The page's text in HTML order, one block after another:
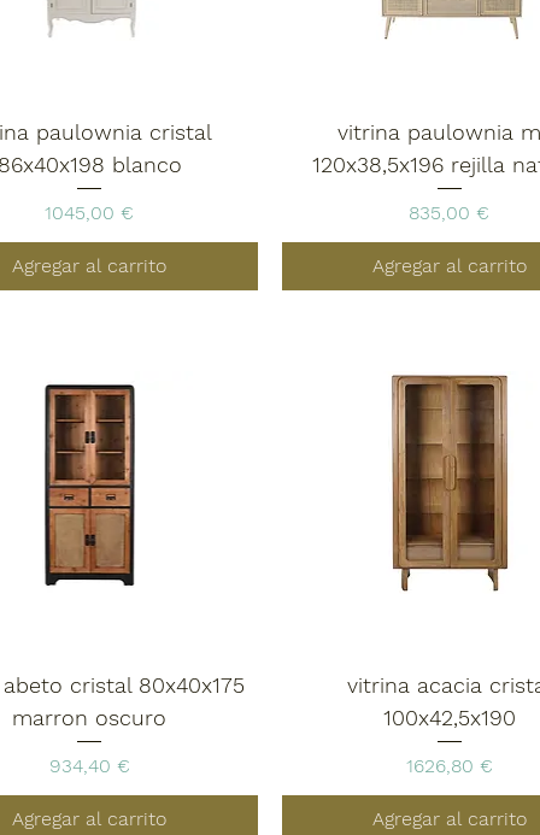
paulownia cristal
blanco
Precio
1045,00 €
Agregar al carrito
vitrina paulownia
120x38,5x196 rejilla
Precio
835,00 €
Agregar al carrito
cristal 80x40x175
marron oscuro
Precio
934,40 €
Agregar al carrito
vitrina acacia
100x42,5x190
Precio
1626,80 €
Agregar al carrito